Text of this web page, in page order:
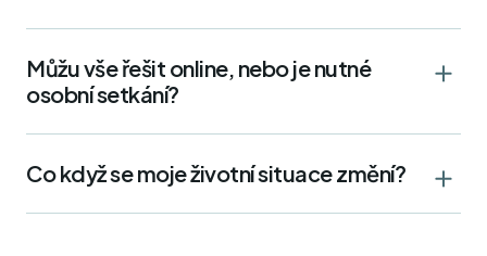
Můžu vše řešit online, nebo je nutné
osobní setkání?
Co když se moje životní situace změní?